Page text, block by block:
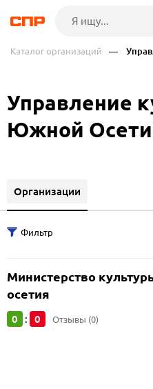
Каталог организаций —
Управление
Южной
Организации
Министерство
осетия
0 : 0 Отзывы (0)